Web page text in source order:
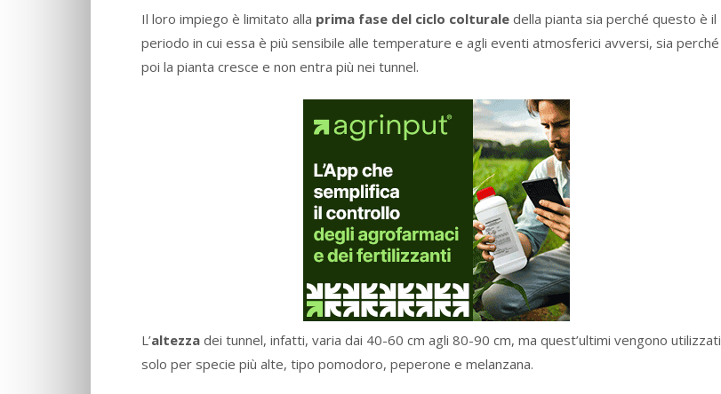
Il loro impiego è limitato alla prima fase del ciclo colturale della pianta sia perché questo è il
periodo in cui essa è più sensibile alle temperature e agli eventi atmosferici avversi, sia perché
poi la pianta cresce e non entra più nei tunnel.
L’altezza dei tunnel, infatti, varia dai 40-60 cm agli 80-90 cm, ma quest’ultimi vengono utilizzati
solo per specie più alte, tipo pomodoro, peperone e melanzana.